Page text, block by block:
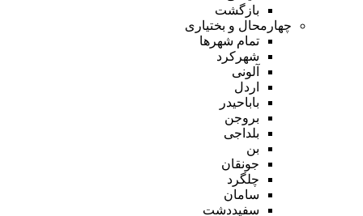
بازگشت
چهارمحال و بختیاری
تمام شهر‌ها
شهرکرد
آلونی
اردل
باباحیدر
بروجن
بلداجی
بن
جونقان
چلگرد
سامان
سفیددشت